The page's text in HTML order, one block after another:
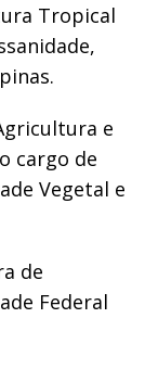
Tropical
e
cargo de
Vegetal e
de
Federal